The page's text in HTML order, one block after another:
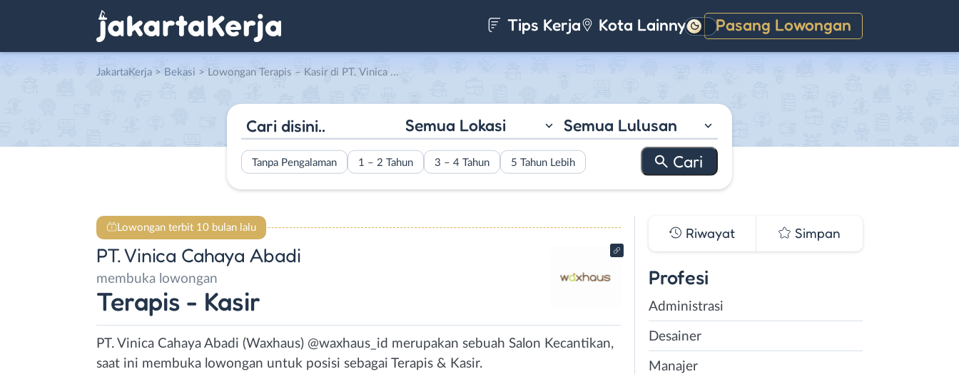
Tips Kerja Kota Lainnya Pasang Lowongan
Gelap
JakartaKerja > Bekasi > Lowongan Terapis – Kasir di PT. Vinica Cahaya Abadi
Semua Lokasi Semua Lulusan
Tanpa Pengalaman 1 – 2 Tahun 3 – 4 Tahun 5 Tahun Lebih
Lowongan terbit 10 bulan lalu
PT. Vinica Cahaya Abadi
membuka lowongan
Terapis - Kasir
PT. Vinica Cahaya Abadi (Waxhaus) @waxhaus_id merupakan sebuah Salon Kecantikan,
saat ini membuka lowongan untuk posisi sebagai Terapis & Kasir.
Riwayat Simpan
Profesi
Administrasi
Desainer
Manajer